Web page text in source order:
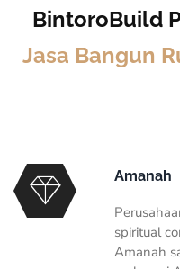
BintoroBuild
Jasa Bangun
Amanah
spiritual
Amanah